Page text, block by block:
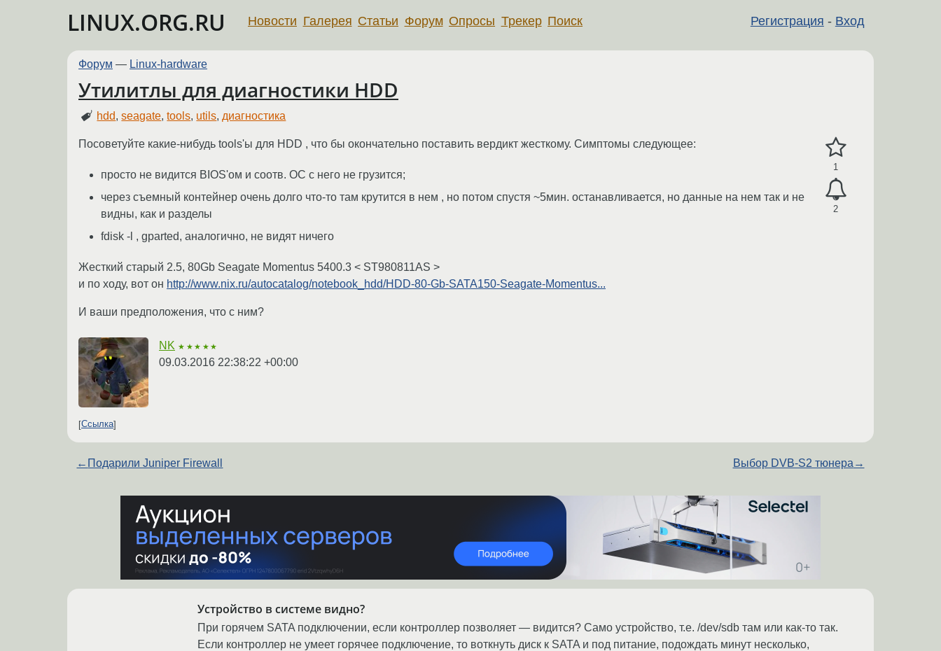
LINUX.ORG.RU Регистрация - Вход
Новости Галерея Статьи Форум Опросы Трекер Поиск
Форум — Linux-hardware
Утилитлы для диагностики HDD
hdd,seagate,tools, utils, диагностика
1
2
Посоветуйте какие-нибудь tools'ы для HDD , что бы окончательно поставить вердикт жесткому. Симптомы следующее:
просто не видится BIOS'ом и соотв. ОС с него не грузится;
через съемный контейнер очень долго что-то там крутится в нем , но потом спустя ~5мин. останавливается, но данные на нем так и не
видны, как и разделы
fdisk -l , gparted, аналогично, не видят ничего
Жесткий старый 2.5, 80Gb Seagate Momentus 5400.3 < ST980811AS >
и по ходу, вот он http://www.nix.ru/autocatalog/notebook_hdd/HDD-80-Gb-SATA150-Seagate-Momentus...
И ваши предположения, что с ним?
NK ★★★★★
09.03.2016 22:38:22 +00:00
Ссылка
← Подарили Juniper Firewall Выбор DVB-S2 тюнера →
Устройство в системе видно?
При горячем SATA подключении, если контроллер позволяет — видится? Само устройство, т.е. /dev/sdb там или как-то так.
Если контроллер не умеет горячее подключение, то воткнуть диск к SATA и под питание, подождать минут несколько,